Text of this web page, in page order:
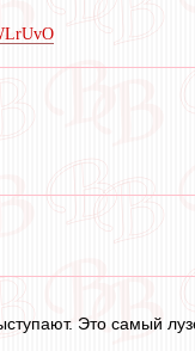
Это самый